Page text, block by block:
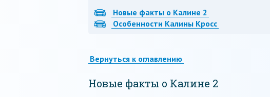
Новые факты о Калине 2
Особенности Калины Кросс
Вернуться к оглавлению
Новые факты о Калине 2